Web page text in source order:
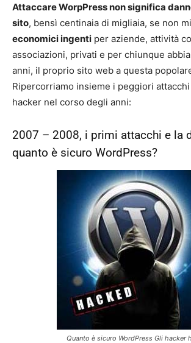
Attaccare WorpPress non significa
sito, bensì centinaia di migliaia, se non
economici ingenti per aziende, attività
associazioni, privati e per chiunque
anni, il proprio sito web a questa
Ripercorriamo insieme i peggiori
hacker nel corso degli anni:
2007 – 2008, i primi attacchi e la
quanto è sicuro WordPress?
Quanto è sicuro WordPress Gli hacker